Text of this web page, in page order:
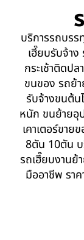
บริการรถบรร
เฮี๊ยบรับจ้า
กระเช้าติดป
ขนของ รถย้
รับจ้างขนต้น
หนัก ขนย้ายอุ
เคาเตอร์ขา
8ตัน 10ตัน
รถเฮี๊ยบงานย้
มืออาชีพ รา